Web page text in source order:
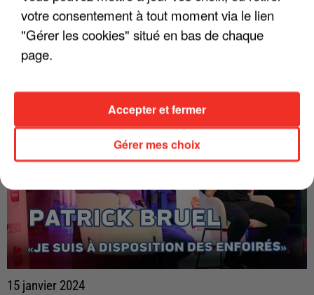
LES INTERVIEWS CHANTE FRANCE
15 janvier 2024
votre consentement à tout moment via le lien
"Gérer les cookies" situé en bas de chaque
page.
Gérer mes choix
Accepter et fermer